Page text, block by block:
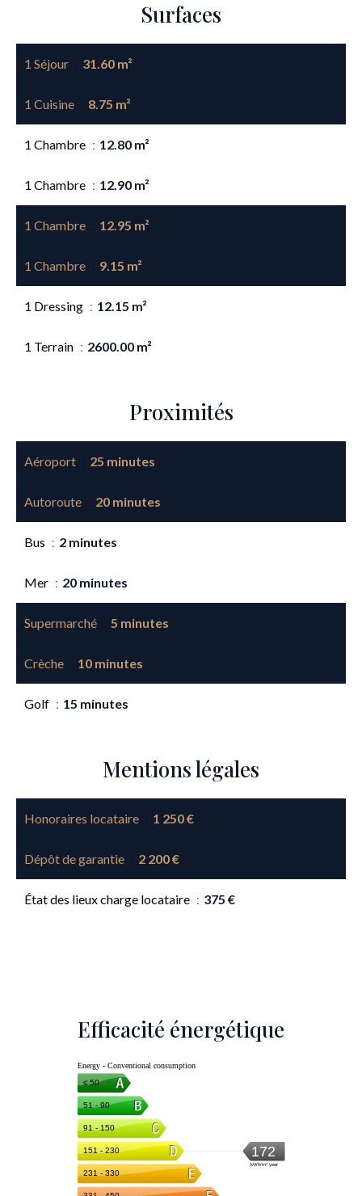
Surfaces
1 Séjour 31.60 m²
1 Cuisine 8.75 m²
1 Chambre 12.80 m²
1 Chambre 12.90 m²
1 Chambre 12.95 m²
1 Chambre 9.15 m²
1 Dressing 12.15 m²
1 Terrain 2600.00 m²
Proximités
Aéroport 25 minutes
Autoroute 20 minutes
Bus 2 minutes
Mer 20 minutes
Supermarché 5 minutes
Crèche 10 minutes
Golf 15 minutes
Mentions légales
Honoraires locataire 1 250 €
Dépôt de garantie 2 200 €
État des lieux charge locataire 375 €
Efficacité énergétique